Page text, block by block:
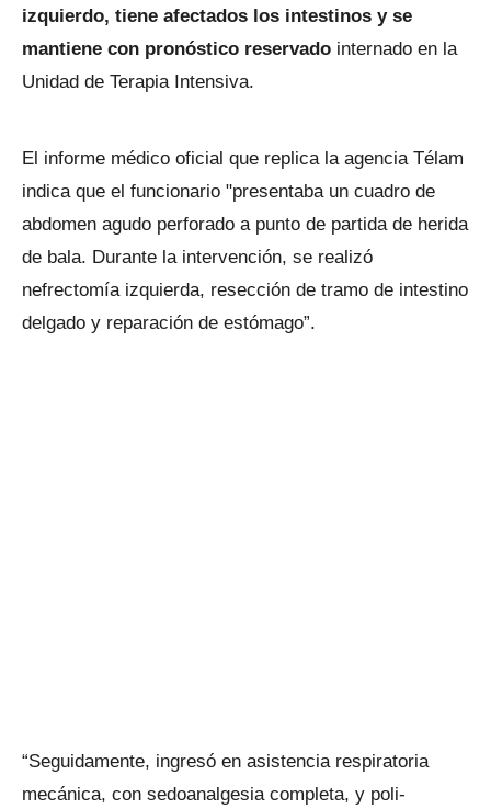
izquierdo, tiene afectados los intestinos y se
mantiene con pronóstico reservado internado en la
Unidad de Terapia Intensiva.
El informe médico oficial que replica la agencia Télam
indica que el funcionario "presentaba un cuadro de
abdomen agudo perforado a punto de partida de herida
de bala. Durante la intervención, se realizó
nefrectomía izquierda, resección de tramo de intestino
delgado y reparación de estómago”.
“Seguidamente, ingresó en asistencia respiratoria
mecánica, con sedoanalgesia completa, y poli-